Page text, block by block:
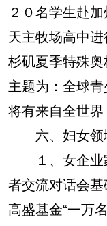
２０名学生赴
天主牧场高中
杉矶夏季特殊
主题为：全球
将有来自全世界
六、妇女领
１、女企业
者交流对话会基
高盛基金“一万